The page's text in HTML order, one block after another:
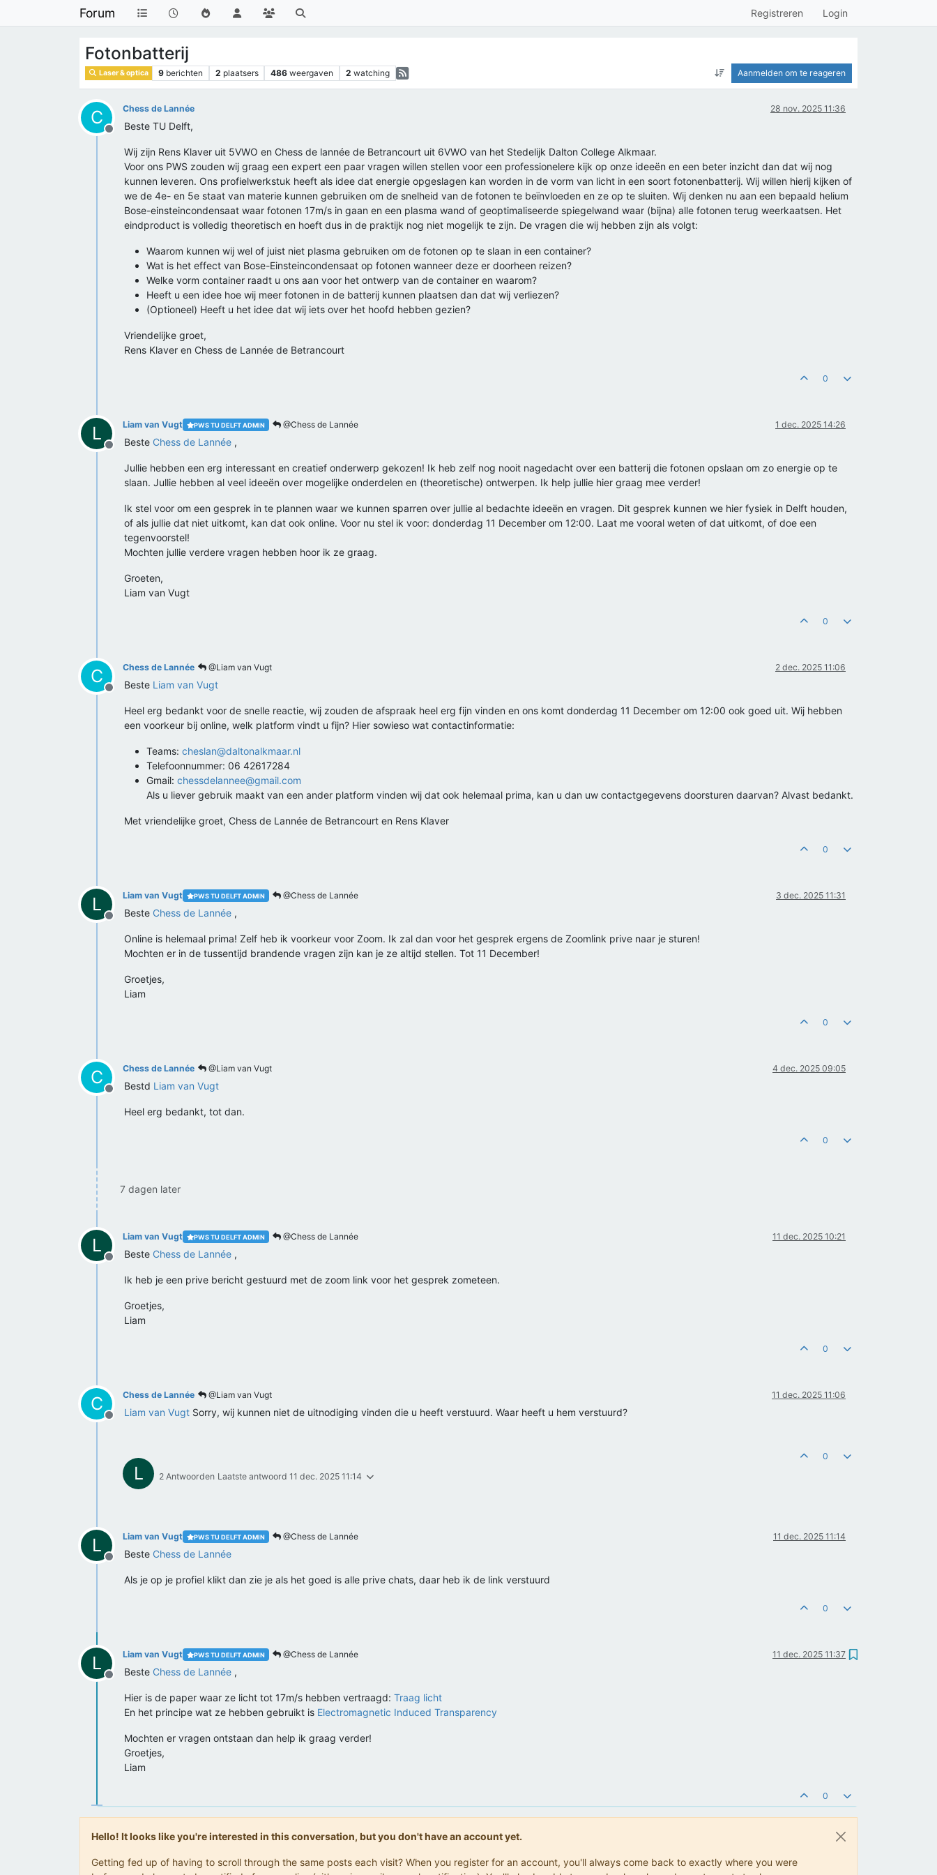
Forum Registreren Login
Fotonbatterij
Laser & optica 9 berichten 2 plaatsers 486 weergaven 2 watching Aanmelden om te reageren
C
Offline
Chess de Lannée 28 nov. 2025 11:36
Beste TU Delft,
Wij zijn Rens Klaver uit 5VWO en Chess de lannée de Betrancourt uit 6VWO van het Stedelijk Dalton College Alkmaar.
Voor ons PWS zouden wij graag een expert een paar vragen willen stellen voor een professionelere kijk op onze ideeën en een beter inzicht dan dat wij nog
kunnen leveren. Ons profielwerkstuk heeft als idee dat energie opgeslagen kan worden in de vorm van licht in een soort fotonenbatterij. Wij willen hierij kijken of
we de 4e- en 5e staat van materie kunnen gebruiken om de snelheid van de fotonen te beïnvloeden en ze op te sluiten. Wij denken nu aan een bepaald helium
Bose-einsteincondensaat waar fotonen 17m/s in gaan en een plasma wand of geoptimaliseerde spiegelwand waar (bijna) alle fotonen terug weerkaatsen. Het
eindproduct is volledig theoretisch en hoeft dus in de praktijk nog niet mogelijk te zijn. De vragen die wij hebben zijn als volgt:
Waarom kunnen wij wel of juist niet plasma gebruiken om de fotonen op te slaan in een container?
Wat is het effect van Bose-Einsteincondensaat op fotonen wanneer deze er doorheen reizen?
Welke vorm container raadt u ons aan voor het ontwerp van de container en waarom?
Heeft u een idee hoe wij meer fotonen in de batterij kunnen plaatsen dan dat wij verliezen?
(Optioneel) Heeft u het idee dat wij iets over het hoofd hebben gezien?
Vriendelijke groet,
Rens Klaver en Chess de Lannée de Betrancourt
0
L
Offline
Liam van Vugt PWS TU DELFT ADMIN @Chess de Lannée 1 dec. 2025 14:26
Beste Chess de Lannée ,
Jullie hebben een erg interessant en creatief onderwerp gekozen! Ik heb zelf nog nooit nagedacht over een batterij die fotonen opslaan om zo energie op te
slaan. Jullie hebben al veel ideeën over mogelijke onderdelen en (theoretische) ontwerpen. Ik help jullie hier graag mee verder!
Ik stel voor om een gesprek in te plannen waar we kunnen sparren over jullie al bedachte ideeën en vragen. Dit gesprek kunnen we hier fysiek in Delft houden,
of als jullie dat niet uitkomt, kan dat ook online. Voor nu stel ik voor: donderdag 11 December om 12:00. Laat me vooral weten of dat uitkomt, of doe een
tegenvoorstel!
Mochten jullie verdere vragen hebben hoor ik ze graag.
Groeten,
Liam van Vugt
0
C
Offline
Chess de Lannée @Liam van Vugt 2 dec. 2025 11:06
Beste Liam van Vugt
Heel erg bedankt voor de snelle reactie, wij zouden de afspraak heel erg fijn vinden en ons komt donderdag 11 December om 12:00 ook goed uit. Wij hebben
een voorkeur bij online, welk platform vindt u fijn? Hier sowieso wat contactinformatie:
Teams: cheslan@daltonalkmaar.nl
Telefoonnummer: 06 42617284
Gmail: chessdelannee@gmail.com
Als u liever gebruik maakt van een ander platform vinden wij dat ook helemaal prima, kan u dan uw contactgegevens doorsturen daarvan? Alvast bedankt.
Met vriendelijke groet, Chess de Lannée de Betrancourt en Rens Klaver
0
L
Offline
Liam van Vugt PWS TU DELFT ADMIN @Chess de Lannée 3 dec. 2025 11:31
Beste Chess de Lannée ,
Online is helemaal prima! Zelf heb ik voorkeur voor Zoom. Ik zal dan voor het gesprek ergens de Zoomlink prive naar je sturen!
Mochten er in de tussentijd brandende vragen zijn kan je ze altijd stellen. Tot 11 December!
Groetjes,
Liam
0
C
Offline
Chess de Lannée @Liam van Vugt 4 dec. 2025 09:05
Bestd Liam van Vugt
Heel erg bedankt, tot dan.
0
7 dagen later
L
Offline
Liam van Vugt PWS TU DELFT ADMIN @Chess de Lannée 11 dec. 2025 10:21
Beste Chess de Lannée ,
Ik heb je een prive bericht gestuurd met de zoom link voor het gesprek zometeen.
Groetjes,
Liam
0
C
Offline
Chess de Lannée @Liam van Vugt 11 dec. 2025 11:06
Liam van Vugt Sorry, wij kunnen niet de uitnodiging vinden die u heeft verstuurd. Waar heeft u hem verstuurd?
L 2 Antwoorden Laatste antwoord 11 dec. 2025 11:14
0
L
Offline
Liam van Vugt PWS TU DELFT ADMIN @Chess de Lannée 11 dec. 2025 11:14
Beste Chess de Lannée
Als je op je profiel klikt dan zie je als het goed is alle prive chats, daar heb ik de link verstuurd
0
L
Offline
Liam van Vugt PWS TU DELFT ADMIN @Chess de Lannée 11 dec. 2025 11:37
Beste Chess de Lannée ,
Hier is de paper waar ze licht tot 17m/s hebben vertraagd: Traag licht
En het principe wat ze hebben gebruikt is Electromagnetic Induced Transparency
Mochten er vragen ontstaan dan help ik graag verder!
Groetjes,
Liam
0
Hello! It looks like you're interested in this conversation, but you don't have an account yet.
Getting fed up of having to scroll through the same posts each visit? When you register for an account, you'll always come back to exactly where you were